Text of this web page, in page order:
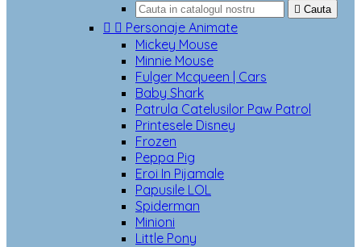
 Cauta
  Personaje Animate
Mickey Mouse
Minnie Mouse
Fulger Mcqueen | Cars
Baby Shark
Patrula Catelusilor Paw Patrol
Printesele Disney
Frozen
Peppa Pig
Eroi In Pijamale
Papusile LOL
Spiderman
Minioni
Little Pony